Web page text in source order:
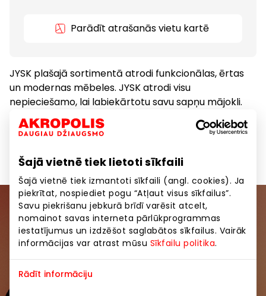
Šajā vietnē tiek lietoti sīkfaili
Šajā vietnē tiek izmantoti sīkfaili (angl. cookies). Ja
piekrītat, nospiediet pogu “Atļaut visus sīkfailus”.
Savu piekrišanu jebkurā brīdī varēsit atcelt,
nomainot savas interneta pārlūkprogrammas
iestatījumus un izdzēšot saglabātos sīkfailus. Vairāk
informācijas var atrast mūsu Sīkfailu politika.
Rādīt informāciju
Parādīt atrašanās vietu kartē
JYSK plašajā sortimentā atrodi funkcionālas, ērtas
un modernas mēbeles. JYSK atrodi visu
nepieciešamo, lai labiekārtotu savu sapņu mājokli.
Preces Preces mājai, sadzīves tehnika
Pievienojieties mūsu kopienai
Uzzini pirmais par labākajiem piedāvājumiem,
pasākumiem un jaunāko informāciju iepirkšanās un
izklaides centros “AKROPOLE Alfa” un “AKROPOLE